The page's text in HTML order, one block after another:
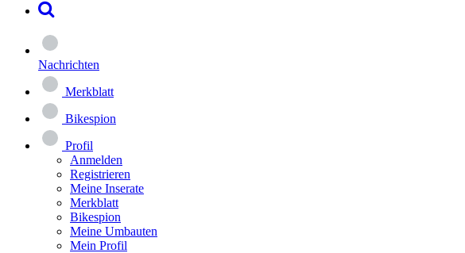
Nachrichten
Merkblatt
Bikespion
Profil
Anmelden
Registrieren
Meine Inserate
Merkblatt
Bikespion
Meine Umbauten
Mein Profil